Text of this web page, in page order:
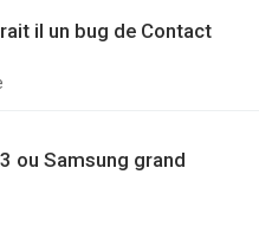
il un bug de Contact
ou Samsung grand